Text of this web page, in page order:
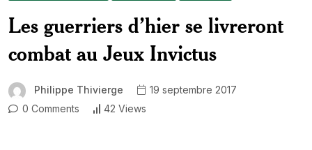
Les guerriers d’hier se livreront
combat au Jeux Invictus
Philippe Thivierge
19 septembre 2017
0 Comments
42 Views